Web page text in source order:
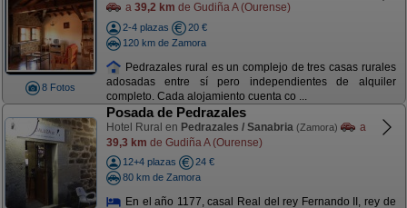
8 Fotos
a 39,2 km de Gudiña A (Ourense)
2-4 plazas
20 €
120 km de Zamora
Pedrazales rural es un complejo de tres casas rurales
adosadas entre sí pero independientes de alquiler
completo. Cada alojamiento cuenta co ...
Posada de Pedrazales
Hotel Rural en Pedrazales / Sanabria (Zamora)
a
39,3 km de Gudiña A (Ourense)
12+4 plazas
24 €
80 km de Zamora
En el año 1177, casal Real del rey Fernando II, rey de